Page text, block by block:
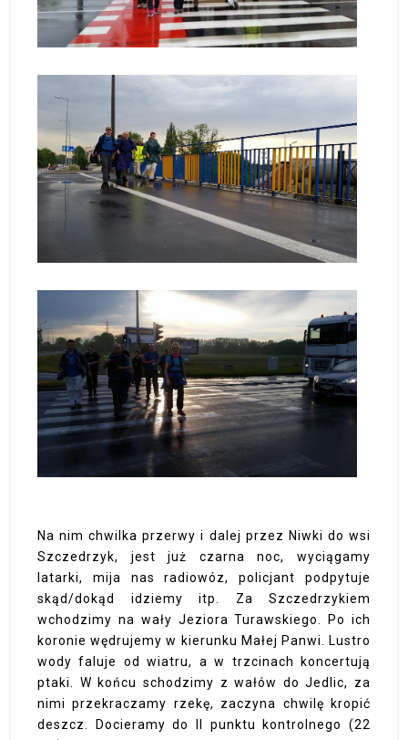
Na nim chwilka przerwy i dalej przez Niwki do wsi
Szczedrzyk, jest już czarna noc, wyciągamy
latarki, mija nas radiowóz, policjant podpytuje
skąd/dokąd idziemy itp. Za Szczedrzykiem
wchodzimy na wały Jeziora Turawskiego. Po ich
koronie wędrujemy w kierunku Małej Panwi. Lustro
wody faluje od wiatru, a w trzcinach koncertują
ptaki. W końcu schodzimy z wałów do Jedlic, za
nimi przekraczamy rzekę, zaczyna chwilę kropić
deszcz. Docieramy do II punktu kontrolnego (22